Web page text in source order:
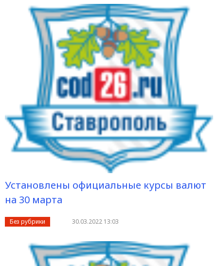
Установлены официальные курсы валют
на 30 марта
Без рубрики 30.03.2022 13:03